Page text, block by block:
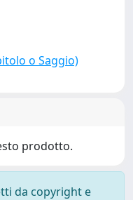
o Saggio)
prodotto.
da copyright e